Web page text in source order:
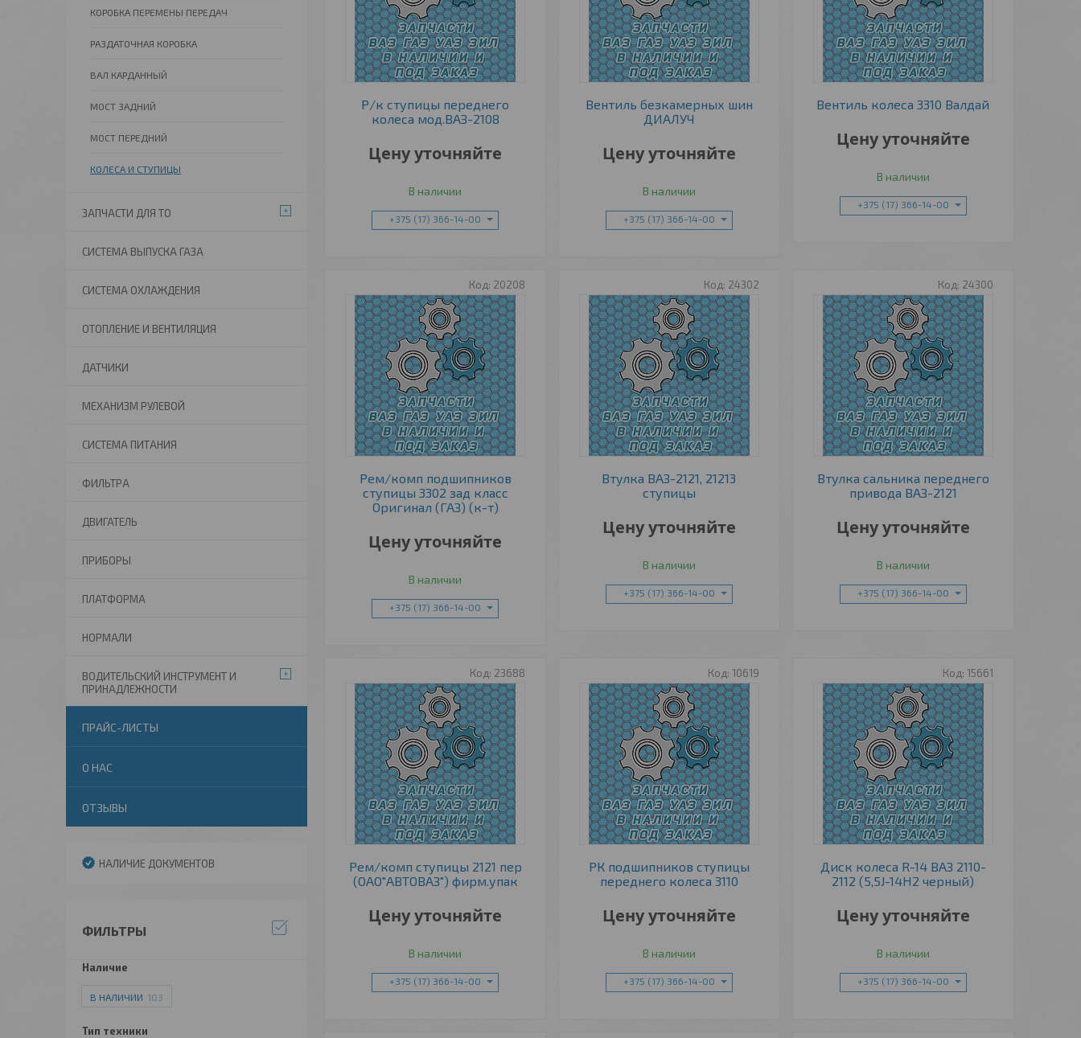
Р/к ступицы переднего
колеса мод.ВАЗ-2108
Цену уточняйте
В наличии
+375 (17) 366-14-00
Вентиль безкамерных шин
ДИАЛУЧ
Цену уточняйте
В наличии
+375 (17) 366-14-00
Вентиль колеса 3310 Валдай
Цену уточняйте
В наличии
+375 (17) 366-14-00
20208
Рем/комп подшипников
ступицы 3302 зад класс
Оригинал (ГАЗ) (к-т)
Цену уточняйте
В наличии
+375 (17) 366-14-00
24302
Втулка ВАЗ-2121, 21213
ступицы
Цену уточняйте
В наличии
+375 (17) 366-14-00
24300
Втулка сальника переднего
привода ВАЗ-2121
Цену уточняйте
В наличии
+375 (17) 366-14-00
23688
Рем/комп ступицы 2121 пер
(ОАО"АВТОВАЗ") фирм.упак
Цену уточняйте
В наличии
+375 (17) 366-14-00
10619
РК подшипников ступицы
переднего колеса 3110
Цену уточняйте
В наличии
+375 (17) 366-14-00
15661
Диск колеса R-14 ВАЗ 2110-
2112 (5,5J-14H2 черный)
Цену уточняйте
В наличии
+375 (17) 366-14-00
КОРОБКА ПЕРЕМЕНЫ ПЕРЕДАЧ
РАЗДАТОЧНАЯ КОРОБКА
ВАЛ КАРДАННЫЙ
МОСТ ЗАДНИЙ
МОСТ ПЕРЕДНИЙ
КОЛЕСА И СТУПИЦЫ
ЗАПЧАСТИ ДЛЯ ТО
СИСТЕМА ВЫПУСКА ГАЗА
СИСТЕМА ОХЛАЖДЕНИЯ
ОТОПЛЕНИЕ И ВЕНТИЛЯЦИЯ
ДАТЧИКИ
МЕХАНИЗМ РУЛЕВОЙ
СИСТЕМА ПИТАНИЯ
ФИЛЬТРА
ДВИГАТЕЛЬ
ПРИБОРЫ
ПЛАТФОРМА
НОРМАЛИ
ВОДИТЕЛЬСКИЙ ИНСТРУМЕНТ И
ПРИНАДЛЕЖНОСТИ
ПРАЙС-ЛИСТЫ
О НАС
ОТЗЫВЫ
НАЛИЧИЕ ДОКУМЕНТОВ
ФИЛЬТРЫ
Наличие
В НАЛИЧИИ 103
Тип техники